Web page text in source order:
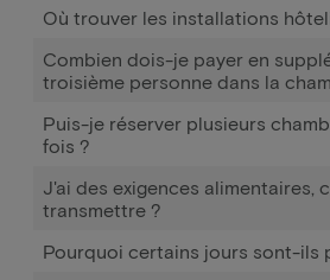
Où trouver les installations
Combien dois-je payer en
troisième personne dans la
Puis-je réserver plusieurs
fois ?
J'ai des exigences alimentaires,
transmettre ?
Pourquoi certains jours sont-ils